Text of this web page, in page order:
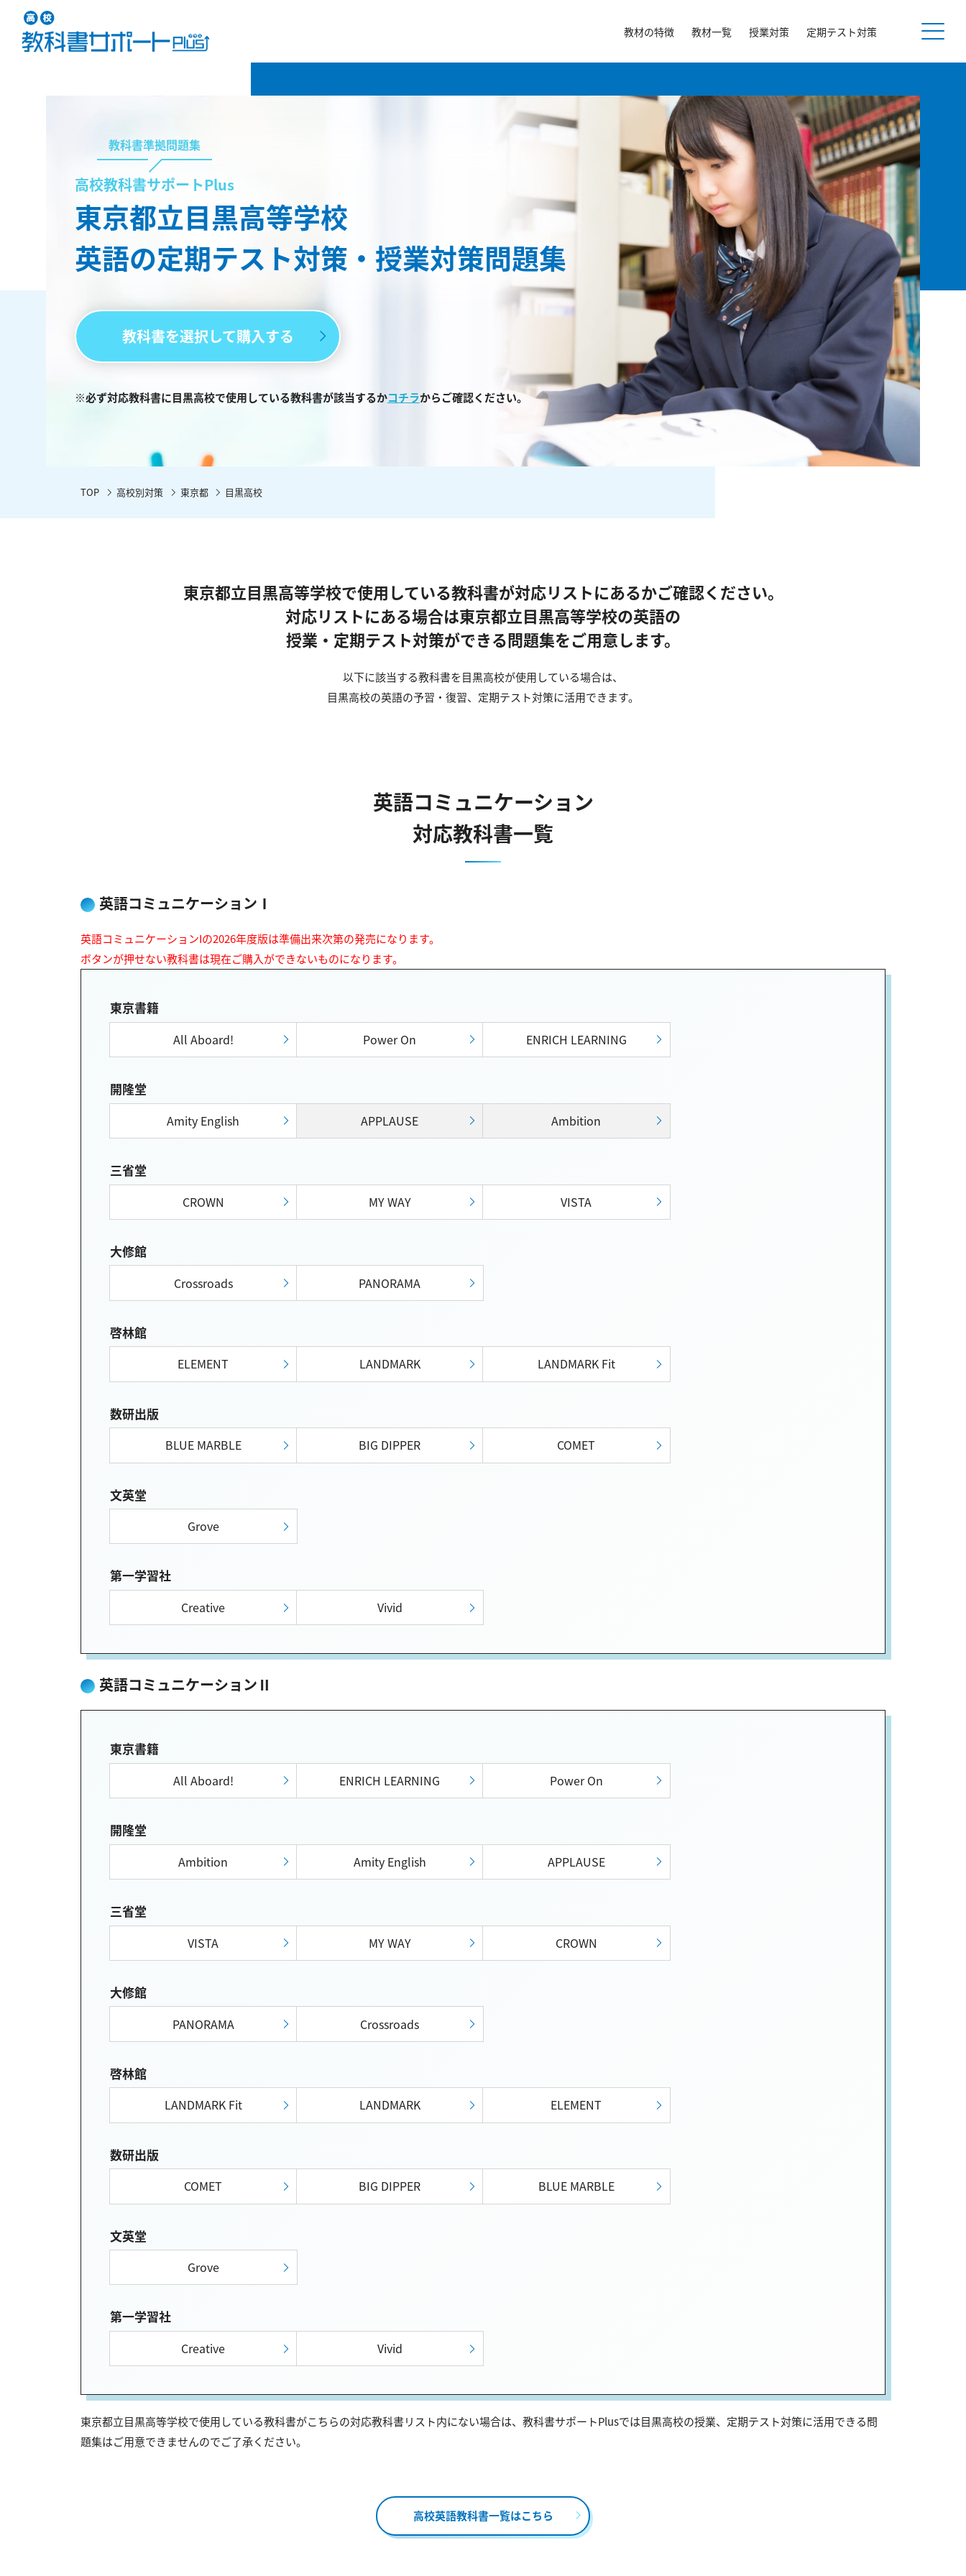
教材の特徴 教材一覧 授業対策 定期テスト対策
教科書準拠問題集
高校教科書サポートPlus
東京都立目黒高等学校
英語の定期テスト対策・授業対策問題集
教科書を選択して購入する
※必ず対応教科書に目黒高校で使用している教科書が該当するかコチラからご確認ください。
TOP 高校別対策 東京都 目黒高校
東京都立目黒高等学校で使用している教科書が対応リストにあるかご確認ください。
対応リストにある場合は東京都立目黒高等学校の英語の
授業・定期テスト対策ができる問題集をご用意します。
以下に該当する教科書を目黒高校が使用している場合は、
目黒高校の英語の予習・復習、定期テスト対策に活用できます。
英語コミュニケーション
対応教科書一覧
英語コミュニケーションⅠ
英語コミュニケーションIの2026年度版は準備出来次第の発売になります。
ボタンが押せない教科書は現在ご購入ができないものになります。
東京書籍
All Aboard! Power On ENRICH LEARNING
開隆堂
Amity English APPLAUSE Ambition
三省堂
CROWN MY WAY VISTA
大修館
Crossroads PANORAMA
啓林館
ELEMENT LANDMARK LANDMARK Fit
数研出版
BLUE MARBLE BIG DIPPER COMET
文英堂
Grove
第一学習社
Creative Vivid
英語コミュニケーションⅡ
東京書籍
All Aboard! ENRICH LEARNING Power On
開隆堂
Ambition Amity English APPLAUSE
三省堂
VISTA MY WAY CROWN
大修館
PANORAMA Crossroads
啓林館
LANDMARK Fit LANDMARK ELEMENT
数研出版
COMET BIG DIPPER BLUE MARBLE
文英堂
Grove
第一学習社
Creative Vivid
東京都立目黒高等学校で使用している教科書がこちらの対応教科書リスト内にない場合は、教科書サポートPlusでは目黒高校の授業、定期テスト対策に活用できる問
題集はご用意できませんのでご了承ください。
高校英語教科書一覧はこちら